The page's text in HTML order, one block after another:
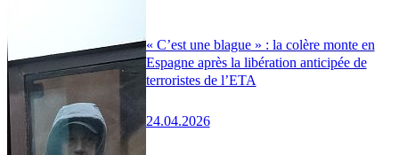
« C’est une blague » : la colère monte en
Espagne après la libération anticipée de
terroristes de l’ETA
24.04.2026